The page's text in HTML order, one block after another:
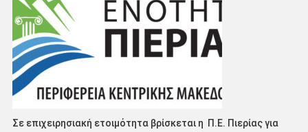
Σε επιχειρησιακή ετοιμότητα βρίσκεται η Π.Ε. Πιερίας για